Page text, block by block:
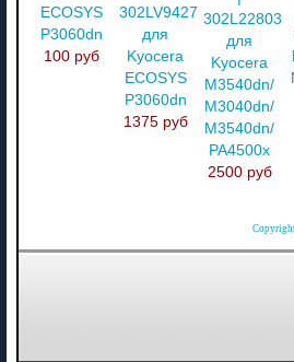
ECOSYS
P3060dn
100 руб
302LV94270
для
Kyocera
ECOSYS
P3060dn
1375 руб
302L228030
для
Kyocera
M3540dn/
M3040dn/
M3540dn/
PA4500x
2500 руб